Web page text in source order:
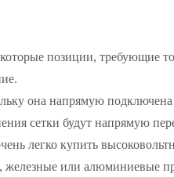
позиции, требующие
она напрямую
сетки будут напрямую
легко купить
железные или алюминиевые